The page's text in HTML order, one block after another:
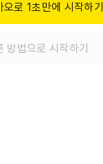
오로 1초만에 시작하기
방법으로 시작하기